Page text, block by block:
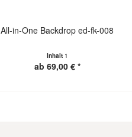
All-in-One Backdrop ed-fk-008
Inhalt 1
ab 69,00 € *